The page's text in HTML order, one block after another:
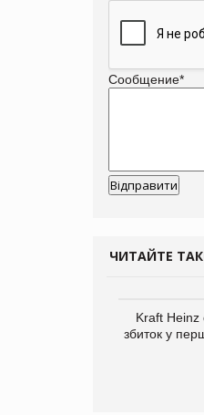
Сообщение*
ЧИТАЙТЕ
Kraft Heinz
збиток у